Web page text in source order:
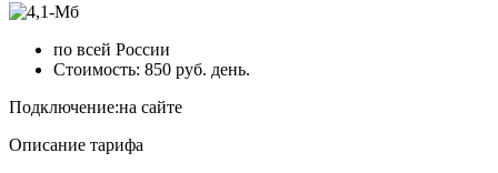
по всей России
Стоимость: 850 руб. день.
Подключение:на сайте
Описание тарифа